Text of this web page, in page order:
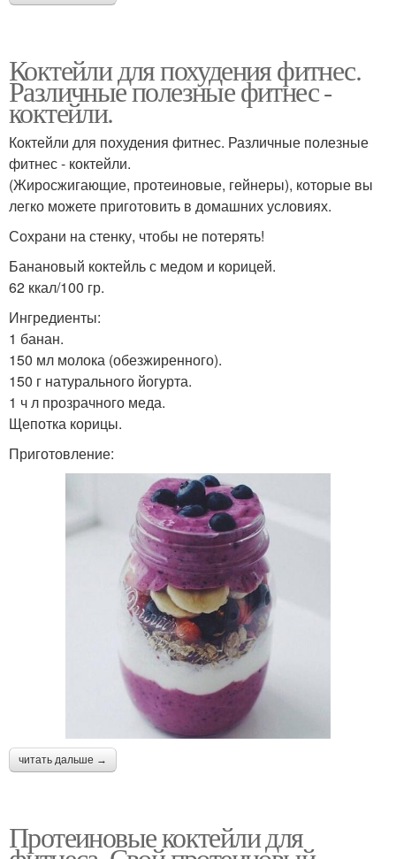
Коктейли для похудения фитнес.
Различные полезные фитнес -
коктейли.
Коктейли для похудения фитнес. Различные полезные
фитнес - коктейли.
(Жиросжигающие, протеиновые, гейнеры), которые вы
легко можете приготовить в домашних условиях.
Сохрани на стенку, чтобы не потерять!
Банановый коктейль с медом и корицей.
62 ккал/100 гр.
Ингредиенты:
1 банан.
150 мл молока (обезжиренного).
150 г натурального йогурта.
1 ч л прозрачного меда.
Щепотка корицы.
Приготовление:
читать дальше →
Протеиновые коктейли для